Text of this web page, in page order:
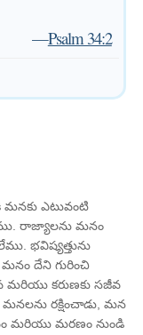
—Psalm 34:2
మనకు ఎటువంటి
రాజ్యాలను మనం
భవిష్యత్తును
దేని గురించి
మరియు కరుణకు సజీవ
మనలను రక్షించాడు, మన
మరియు మరణం నుండి